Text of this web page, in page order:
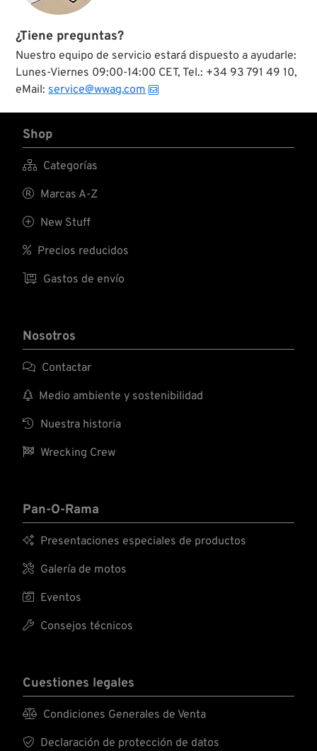
¿Tiene preguntas?
Nuestro equipo de servicio estará dispuesto a ayudarle:
Lunes-Viernes 09:00-14:00 CET, Tel.: +34 93 791 49 10,
eMail:service@wwag.com
Shop
 Categorías
 Marcas A-Z
 New Stuff
 Precios reducidos
 Gastos de envío
Nosotros
 Contactar
 Medio ambiente y sostenibilidad
 Nuestra historia
 Wrecking Crew
Pan-O-Rama
 Presentaciones especiales de productos
 Galería de motos
 Eventos
 Consejos técnicos
Cuestiones legales
 Condiciones Generales de Venta
 Declaración de protección de datos